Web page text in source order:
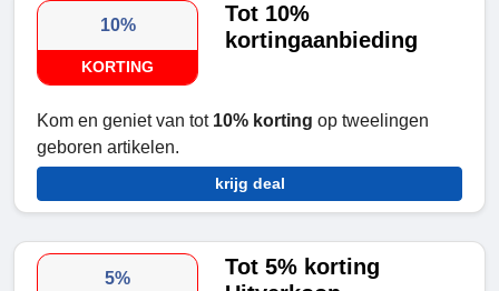
10%
KORTING
Tot 10%
kortingaanbieding
Kom en geniet van tot 10% korting op tweelingen
geboren artikelen.
krijg deal
5%
Tot 5% korting